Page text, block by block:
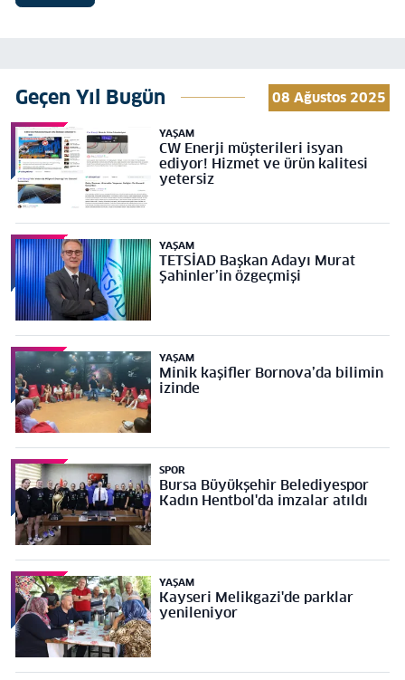
Geçen Yıl Bugün 08 Ağustos 2025
YAŞAM
CW Enerji müşterileri isyan
ediyor! Hizmet ve ürün kalitesi
yetersiz
YAŞAM
TETSİAD Başkan Adayı Murat
Şahinler’in özgeçmişi
YAŞAM
Minik kaşifler Bornova’da bilimin
izinde
SPOR
Bursa Büyükşehir Belediyespor
Kadın Hentbol'da imzalar atıldı
YAŞAM
Kayseri Melikgazi'de parklar
yenileniyor